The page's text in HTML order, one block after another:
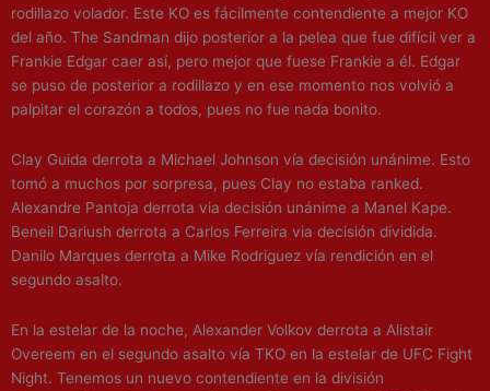
rodillazo volador. Este KO es fácilmente contendiente a mejor KO
del año. The Sandman dijo posterior a la pelea que fue difícil ver a
Frankie Edgar caer así, pero mejor que fuese Frankie a él. Edgar
se puso de posterior a rodillazo y en ese momento nos volvió a
palpitar el corazón a todos, pues no fue nada bonito.
Clay Guida derrota a Michael Johnson vía decisión unánime. Esto
tomó a muchos por sorpresa, pues Clay no estaba ranked.
Alexandre Pantoja derrota via decisión unánime a Manel Kape.
Beneil Dariush derrota a Carlos Ferreira via decisión dividida.
Danilo Marques derrota a Mike Rodriguez vía rendición en el
segundo asalto.
En la estelar de la noche, Alexander Volkov derrota a Alistair
Overeem en el segundo asalto vía TKO en la estelar de UFC Fight
Night. Tenemos un nuevo contendiente en la división